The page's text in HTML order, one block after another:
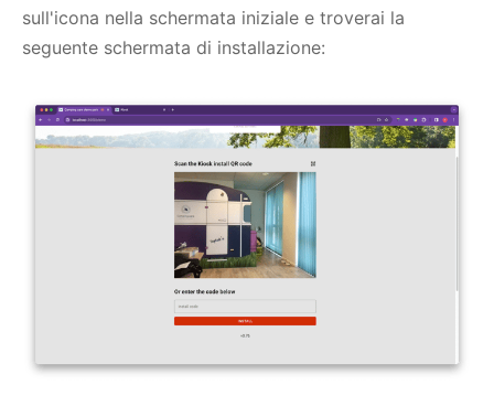
sull'icona nella schermata iniziale e troverai la
seguente schermata di installazione: